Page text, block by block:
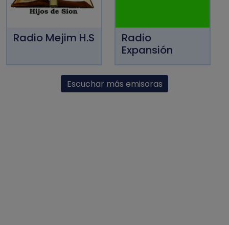
Radio Mejim H.S
Radio
Expansión
Escuchar más emisoras